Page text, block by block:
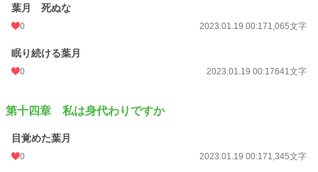
葉月 死ぬな
0 2023.01.19 00:171,065文字
眠り続ける葉月
0 2023.01.19 00:17641文字
第十四章 私は身代わりですか
目覚めた葉月
0 2023.01.19 00:171,345文字